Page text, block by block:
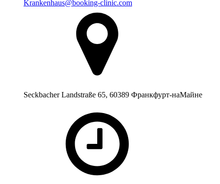
Krankenhaus@booking-clinic.com
Seckbacher Landstraße 65, 60389 Франкфурт-наМайне